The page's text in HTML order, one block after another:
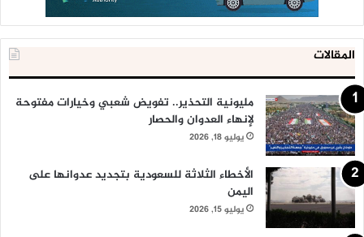
المقالات
مليونية التحذير.. تفويض شعبي وخيارات مفتوحة
لإنهاء العدوان والحصار
يوليو 18, 2026
الأخطاء الثلاثة للسعودية بتجديد عدوانها على
اليمن
يوليو 15, 2026